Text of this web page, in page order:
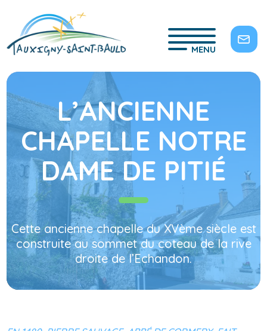
MENU
L’ANCIENNE
CHAPELLE NOTRE
DAME DE PITIÉ
Cette ancienne chapelle du XVème siècle est
construite au sommet du coteau de la rive
droite de l’Echandon.